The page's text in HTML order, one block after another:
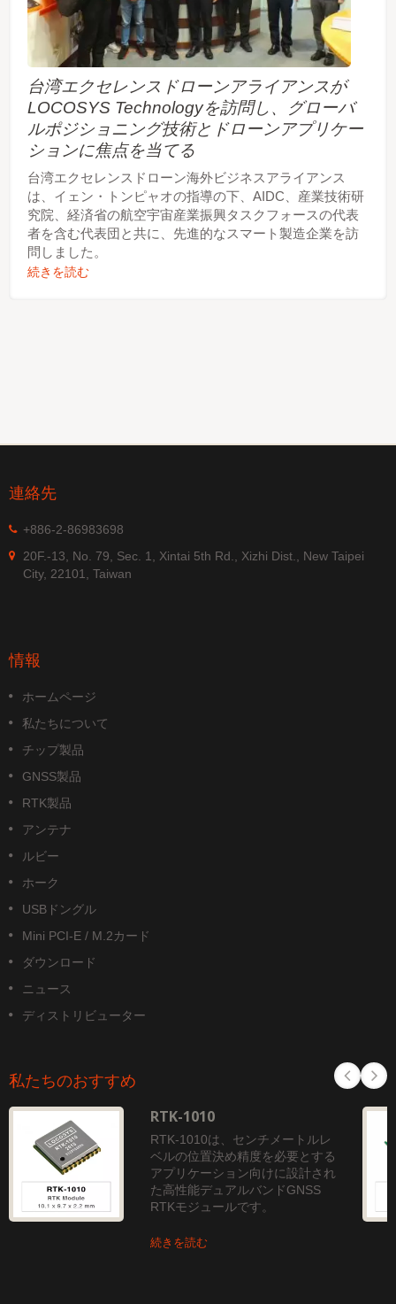
台湾エクセレンスドローンアライアンスが
LOCOSYS Technologyを訪問し、グローバ
ルポジショニング技術とドローンアプリケー
ションに焦点を当てる
台湾エクセレンスドローン海外ビジネスアライアンス
は、イェン・トンピャオの指導の下、AIDC、産業技術研
究院、経済省の航空宇宙産業振興タスクフォースの代表
者を含む代表団と共に、先進的なスマート製造企業を訪
問しました。
続きを読む
連絡先
+886-2-86983698
20F.-13, No. 79, Sec. 1, Xintai 5th Rd., Xizhi Dist., New Taipei
City, 22101, Taiwan
情報
ホームページ
私たちについて
チップ製品
GNSS製品
RTK製品
アンテナ
ルビー
ホーク
USBドングル
Mini PCI-E / M.2カード
ダウンロード
ニュース
ディストリビューター
私たちのおすすめ
RTK-1010
RTK-1010は、センチメートルレ
ベルの位置決め精度を必要とする
アプリケーション向けに設計され
た高性能デュアルバンドGNSS
RTKモジュールです。
続きを読む